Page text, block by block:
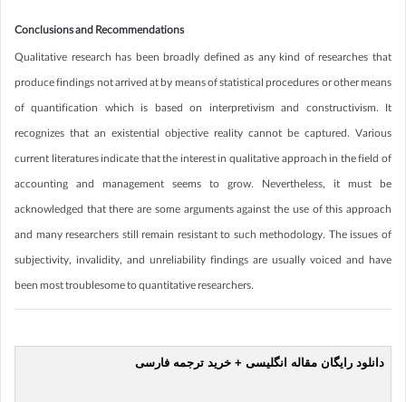
Conclusions and Recommendations
Qualitative research has been broadly defined as any kind of researches that
produce findings not arrived at by means of statistical procedures or other means
of quantification which is based on interpretivism and constructivism. It
recognizes that an existential objective reality cannot be captured. Various
current literatures indicate that the interest in qualitative approach in the field of
accounting and management seems to grow. Nevertheless, it must be
acknowledged that there are some arguments against the use of this approach
and many researchers still remain resistant to such methodology. The issues of
subjectivity, invalidity, and unreliability findings are usually voiced and have
been most troublesome to quantitative researchers.
دانلود رایگان مقاله انگلیسی + خرید ترجمه فارسی